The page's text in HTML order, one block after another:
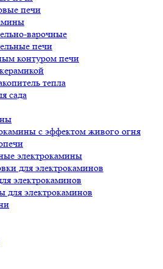
печи
варочные
печи
контуром печи
тепла
сада
с эффектом живого огня
электрокамины
для электрокаминов
электрокаминов
для электрокаминов